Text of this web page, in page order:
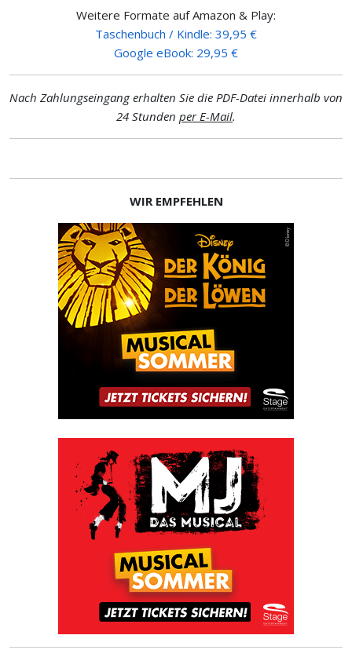
Weitere Formate auf Amazon & Play:
Taschenbuch / Kindle: 39,95 €
Google eBook: 29,95 €
Nach Zahlungseingang erhalten Sie die PDF-Datei innerhalb von
24 Stunden per E-Mail.
WIR EMPFEHLEN